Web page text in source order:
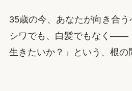
35歳の今、あなたが向き合う
シワでも、白髪でもなく——
生きたいか？」という、根の